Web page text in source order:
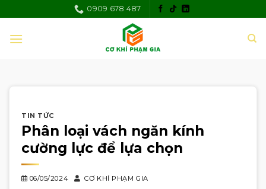
content
0909 678 487
TIN TỨC
Phân loại vách ngăn kính
cường lực để lựa chọn
06/05/2024 CƠ KHÍ PHẠM GIA